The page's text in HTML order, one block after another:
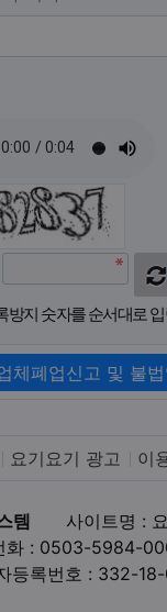
방지 숫자를 순서대로
체폐업신고 및 불
요기요기 광고 이
템
사이트명 :
화 : 0503-5984-
등록번호 : 332-